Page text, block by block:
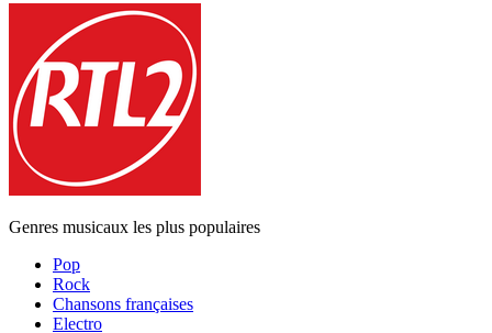
Genres musicaux les plus populaires
Pop
Rock
Chansons françaises
Electro